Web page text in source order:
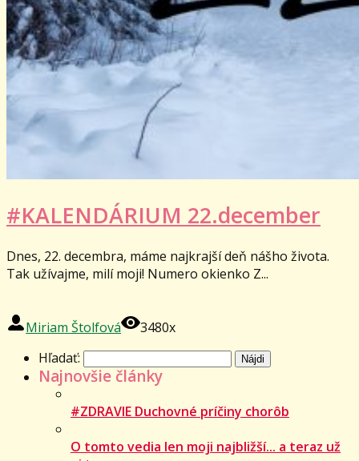
#KALENDÁRIUM 22.december
Dnes, 22. decembra, máme najkrajší deň nášho života.
Tak užívajme, milí moji! Numero okienko Z...
Miriam Štolfová
3480x
Hľadať:
Najnovšie články
#ZDRAVIE Duchovné príčiny chorôb
O tomto vedia len moji najbližší... a teraz už